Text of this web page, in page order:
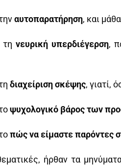
αυτοπαρατήρηση, και
τηνευρική υπερδιέγερση,
διαχείριση σκέψης, γιατί,
ψυχολογικό βάρος των
πώς να είμαστε παρόντες
ήρθαν τα